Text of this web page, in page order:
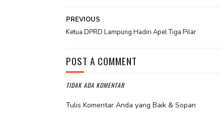
PREVIOUS
Ketua DPRD Lampung Hadiri Apel Tiga Pilar
POST A COMMENT
TIDAK ADA KOMENTAR
Tulis Komentar Anda yang Baik & Sopan